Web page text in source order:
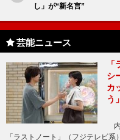
し」が“新名言”
芸能ニュース
シ
カ
う」
内
「ラストノート」（フジテレビ